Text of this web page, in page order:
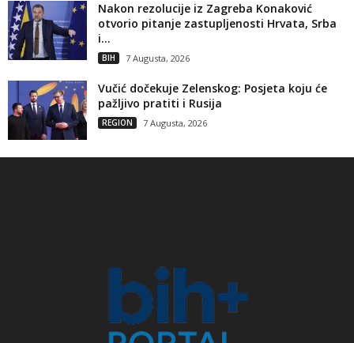
Nakon rezolucije iz Zagreba Konaković
otvorio pitanje zastupljenosti Hrvata, Srba
i...
BIH 7 Augusta, 2026
Vučić dočekuje Zelenskog: Posjeta koju će
pažljivo pratiti i Rusija
REGION 7 Augusta, 2026